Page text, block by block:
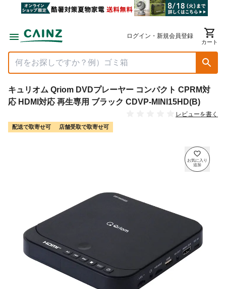
ログイン・新規会員登録
カート
キュリオム Qriom DVDプレーヤー コンパクト CPRM対
応 HDMI対応 再生専用 ブラック CDVP-MINI15HD(B)
レビューを書く
配送で取寄せ可 店舗受取で取寄せ可